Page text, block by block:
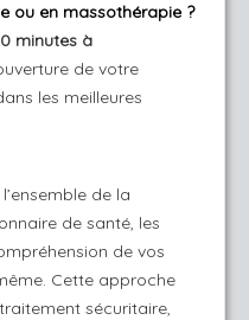
ou en massothérapie ?
minutes à
de votre
les meilleures
de la
de santé, les
de vos
Cette approche
sécuritaire,